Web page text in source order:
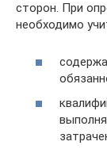
сторон. При
необходимо